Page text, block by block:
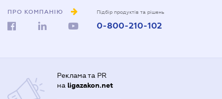
ПРО КОМПАНІЮ Підбір продуктів та рішень
0-800-210-102
Реклама та PR
на ligazakon.net